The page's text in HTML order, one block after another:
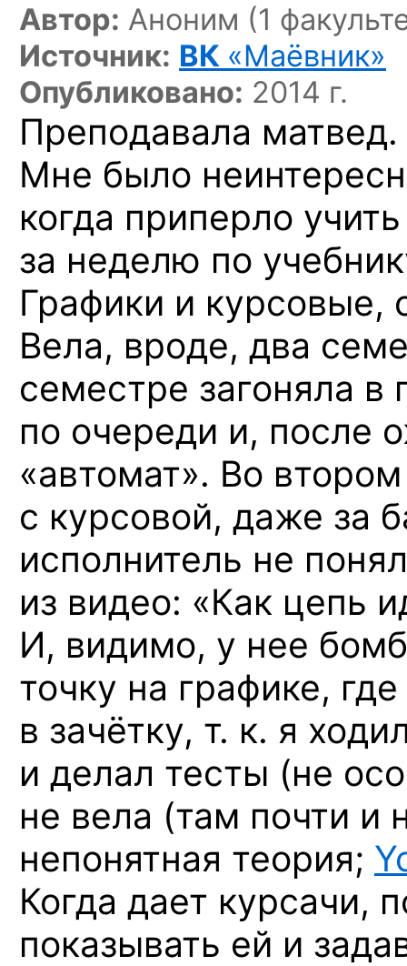
Автор: Аноним (1
Источник: ВК «Маёвник»
Опубликовано: 2014 г.
Преподавала матвед.
Мне было
когда приперло
за неделю по
Графики и курсовые,
Вела, вроде, два
семестре загоняла
по очереди и, после
«автомат». Во
с курсовой, даже за
исполнитель не
из видео: «Как цепь
И, видимо, у нее
точку на графике,
в зачётку, т. к. я
и делал тесты (не
не вела (там почти и
непонятная теория;
Когда дает курсачи,
показывать ей и